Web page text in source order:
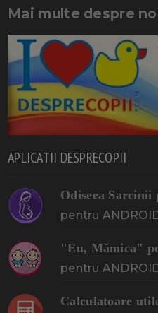
Mai multe despre
APLICATII DESPRECOPII
Odiseea Sarcinii
pentru
"Eu, Mămica"
pentru
Calculatoare